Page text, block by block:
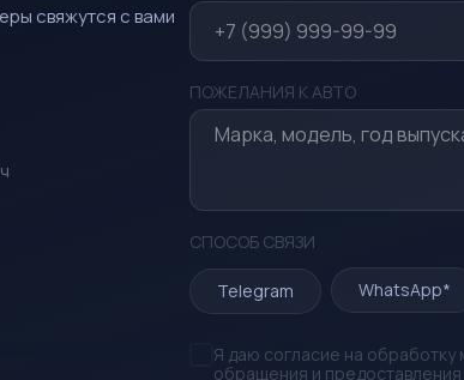
свяжутся с вами
ПОЖЕЛАНИЯ К АВТО
СПОСОБ СВЯЗИ
Telegram WhatsApp*
Я даю согласие на
обращения и предоставления